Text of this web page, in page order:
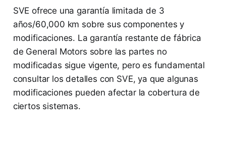
SVE ofrece una garantía limitada de 3
años/60,000 km sobre sus componentes y
modificaciones. La garantía restante de fábrica
de General Motors sobre las partes no
modificadas sigue vigente, pero es fundamental
consultar los detalles con SVE, ya que algunas
modificaciones pueden afectar la cobertura de
ciertos sistemas.